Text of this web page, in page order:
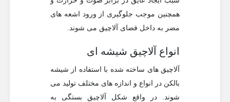
همچنین موجب جلوگیری از ورود اشعه های
مضر به داخل فضای آلاچیق می شوند.
انواع آلاچیق شیشه ای
آلاچیق های ساخته شده با استفاده از شیشه
بالکن در انواع و اندازه های مختلف تولید می
شوند. در واقع شکل آلاچیق بستگی به